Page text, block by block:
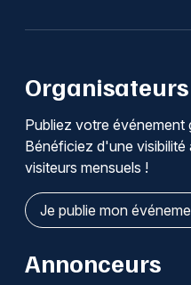
Organisateurs
Publiez votre événement
Bénéficiez d'une
visiteurs mensuels !
Je publie mon
Annonceurs